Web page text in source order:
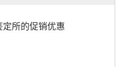
定所的促销优惠